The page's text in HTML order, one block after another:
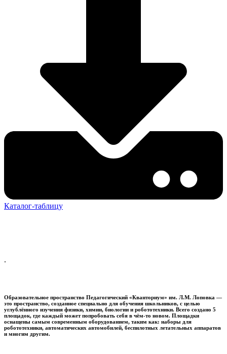
Каталог-таблицу
.
Образовательное пространство Педагогический «Кванториум» им. Л.М. Лоповка —
это пространство, созданное специально для обучения школьников, с целью
углублённого изучения физики, химии, биологии и робототехники. Всего создано 5
площадок, где каждый может попробовать себя в чём-то новом. Площадки
оснащены самым современным оборудованием, таким как: наборы для
робототехники, автоматических автомобилей, беспилотных летательных аппаратов
и многим другим.